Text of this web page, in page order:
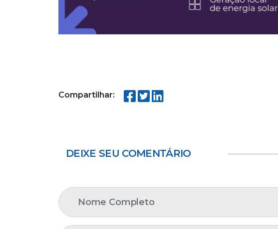
Compartilhar:
DEIXE SEU COMENTÁRIO